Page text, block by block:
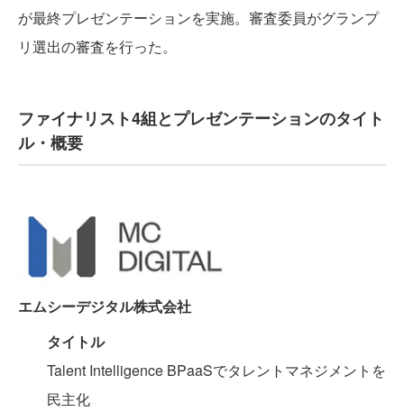
が最終プレゼンテーションを実施。審査委員がグランプ
リ選出の審査を行った。
ファイナリスト4組とプレゼンテーションのタイト
ル・概要
エムシーデジタル株式会社
タイトル
Talent Intelligence BPaaSでタレントマネジメントを
民主化